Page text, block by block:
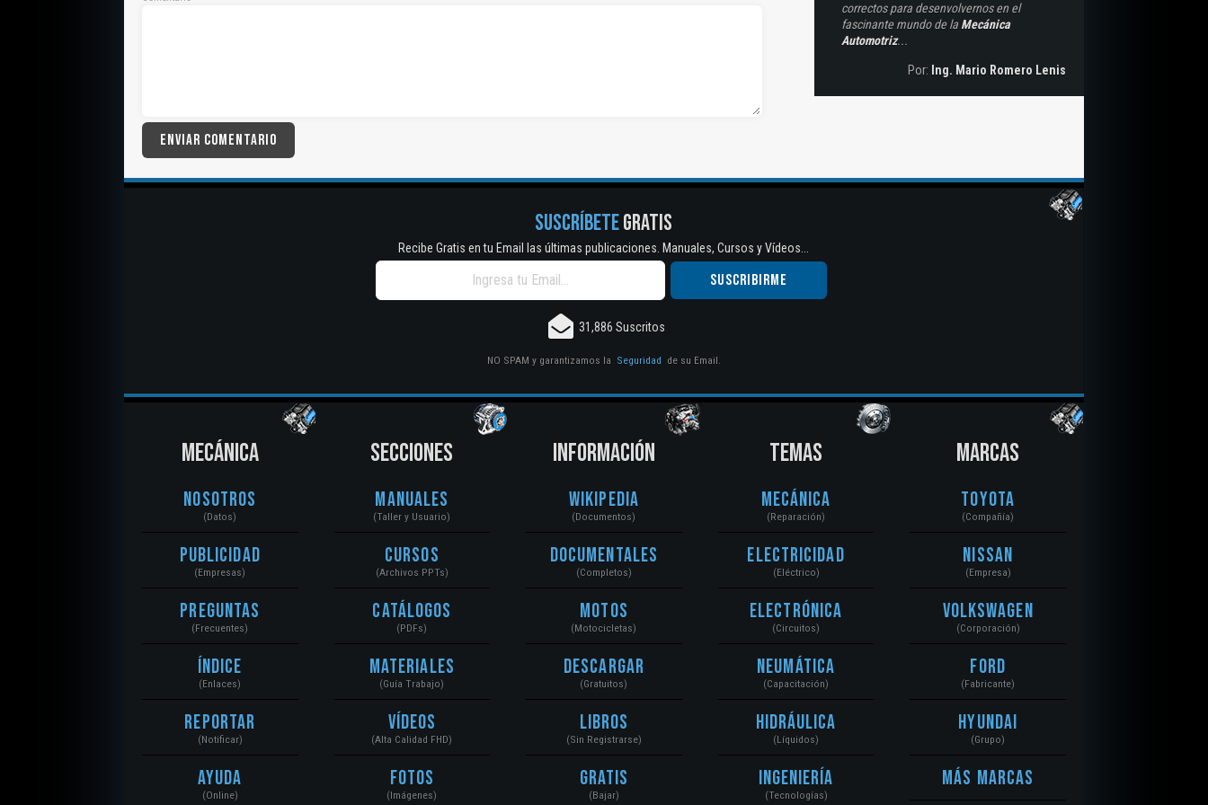
correctos para desenvolvernos en el
fascinante mundo de la Mecánica
Automotriz...
Por: Ing. Mario Romero Lenis
SUSCRÍBETEGRATIS
Recibe Gratis en tu Email las últimas publicaciones. Manuales, Cursos y Vídeos...
31,886 Suscritos
NO SPAM y garantizamos la Seguridad de su Email.
MECÁNICA
Nosotros
(Datos)
Publicidad
(Empresas)
Preguntas
(Frecuentes)
Índice
(Enlaces)
Reportar
(Notificar)
Ayuda
(Online)
SECCIONES
Manuales
(Taller y Usuario)
Cursos
(Archivos PPTs)
Catálogos
(PDFs)
Materiales
(Guía Trabajo)
Vídeos
(Alta Calidad FHD)
Fotos
(Imágenes)
INFORMACIÓN
Wikipedia
(Documentos)
Documentales
(Completos)
Motos
(Motocicletas)
Descargar
(Gratuitos)
Libros
(Sin Registrarse)
Gratis
(Bajar)
TEMAS
Mecánica
(Reparación)
Electricidad
(Eléctrico)
Electrónica
(Circuitos)
Neumática
(Capacitación)
Hidráulica
(Líquidos)
Ingeniería
(Tecnologías)
MARCAS
Toyota
(Compañía)
Nissan
(Empresa)
Volkswagen
(Corporación)
Ford
(Fabricante)
Hyundai
(Grupo)
Más Marcas